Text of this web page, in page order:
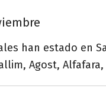
han estado en
Agost, Alfafara,